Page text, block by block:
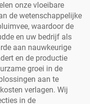
onze vloeibare
de wetenschappelijke
waardoor de
en uw bedrijf als
aan nauwkeurige
en de productie
groei in de
aan te
verlagen. Wij
in de